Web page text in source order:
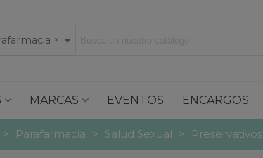
×
MARCAS EVENTOS ENCARGOS
> Parafarmacia > Salud Sexual > Preservativos